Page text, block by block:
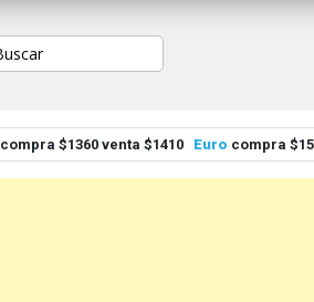
compra $1360 venta $1410 Euro compra